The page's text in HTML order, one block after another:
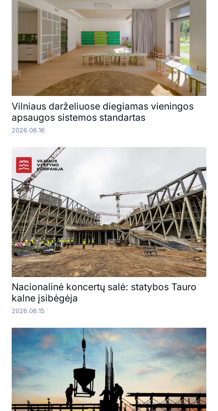
Vilniaus darželiuose diegiamas vieningos
apsaugos sistemos standartas
2026.06.16
Nacionalinė koncertų salė: statybos Tauro
kalne įsibėgėja
2026.06.15